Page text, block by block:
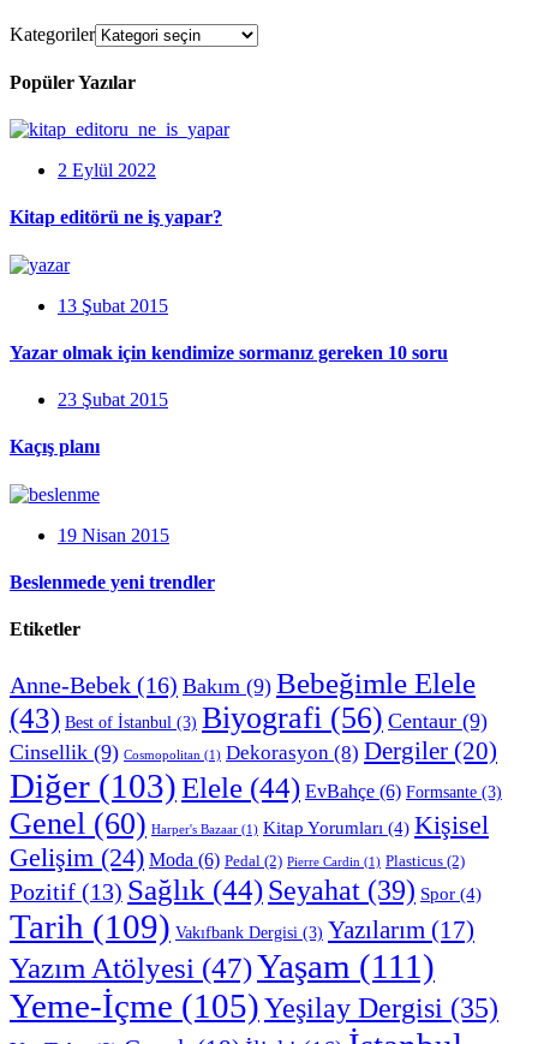
Kategoriler
Popüler Yazılar
2 Eylül 2022
Kitap editörü ne iş yapar?
13 Şubat 2015
Yazar olmak için kendimize sormanız gereken 10 soru
23 Şubat 2015
Kaçış planı
19 Nisan 2015
Beslenmede yeni trendler
Etiketler
Anne-Bebek (16) Bakım (9) Bebeğimle Elele
(43) Best of İstanbul (3) Biyografi (56) Centaur (9)
Cinsellik (9) Cosmopolitan (1) Dekorasyon (8) Dergiler (20)
Diğer (103)Elele (44) EvBahçe (6) Formsante (3)
Genel (60) Harper's Bazaar (1) Kitap Yorumları (4) Kişisel
Gelişim (24) Moda (6) Pedal (2) Pierre Cardin (1) Plasticus (2)
Pozitif (13) Sağlık (44)Seyahat (39) Spor (4)
Tarih (109) Vakıfbank Dergisi (3) Yazılarım (17)
Yazım Atölyesi (47)Yaşam (111)
Yeme-İçme (105)Yeşilay Dergisi (35)